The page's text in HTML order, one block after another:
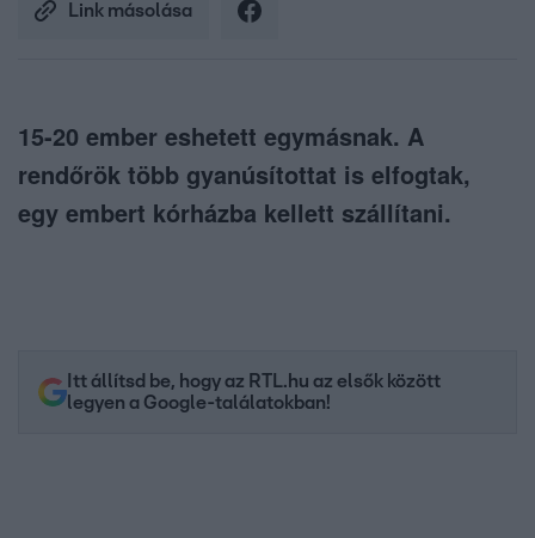
Link másolása
15-20 ember eshetett egymásnak. A
rendőrök több gyanúsítottat is elfogtak,
egy embert kórházba kellett szállítani.
Itt állítsd be, hogy az RTL.hu az elsők között
legyen a Google-találatokban!